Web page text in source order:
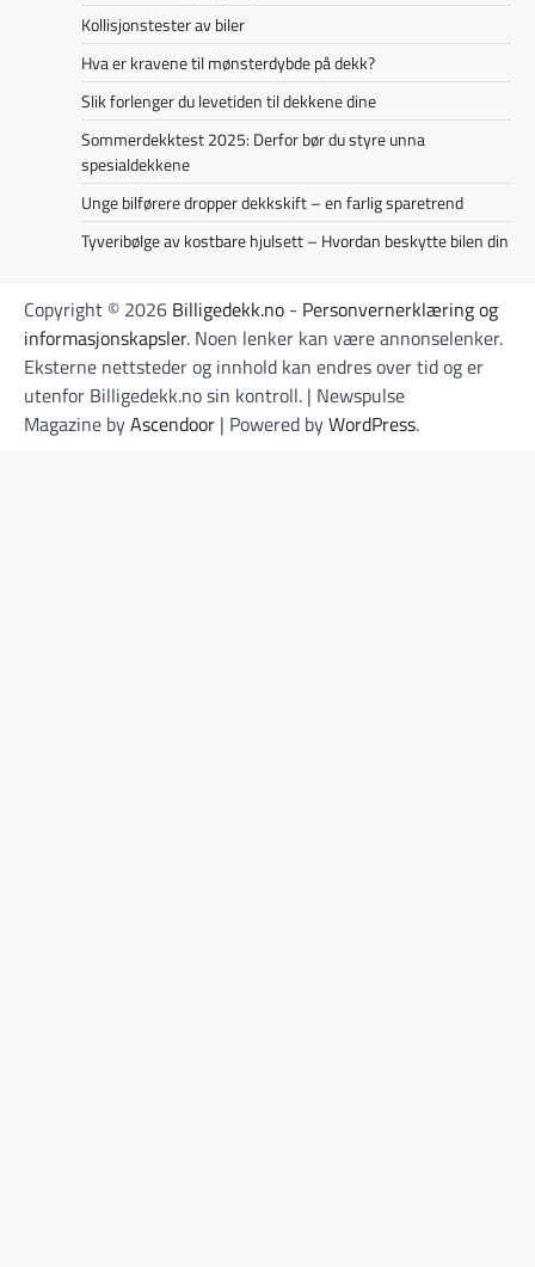
Kollisjonstester av biler
Hva er kravene til mønsterdybde på dekk?
Slik forlenger du levetiden til dekkene dine
Sommerdekktest 2025: Derfor bør du styre unna
spesialdekkene
Unge bilførere dropper dekkskift – en farlig sparetrend
Tyveribølge av kostbare hjulsett – Hvordan beskytte bilen din
Copyright © 2026 Billigedekk.no - Personvernerklæring og
informasjonskapsler. Noen lenker kan være annonselenker.
Eksterne nettsteder og innhold kan endres over tid og er
utenfor Billigedekk.no sin kontroll. | Newspulse
Magazine byAscendoor | Powered byWordPress.